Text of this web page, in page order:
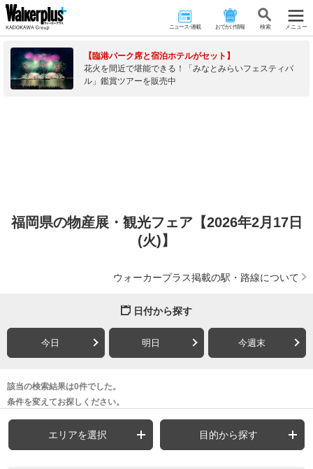
ニュース･連載 おでかけ情報 検 索 メニュー
【臨港パーク席と宿泊ホテルがセット】
花火を間近で堪能できる！「みなとみらいフェスティバ
ル」鑑賞ツアーを販売中
福岡県の物産展・観光フェア【2026年2月17日
(火)】
ウォーカープラス掲載の駅・路線について
日付から探す
今日 明日 今週末
該当の検索結果は0件でした。
条件を変えてお探しください。
エリアを選択 目的から探す